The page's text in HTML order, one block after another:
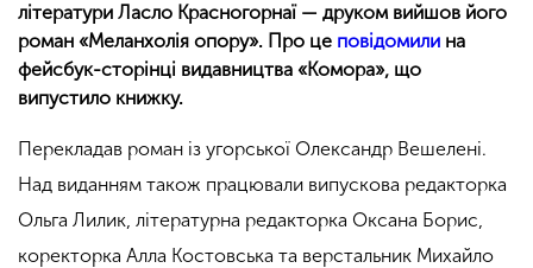
літератури Ласло Красногорнаї — друком вийшов його
роман «Меланхолія опору». Про це повідомили на
фейсбук-сторінці видавництва «Комора», що
випустило книжку.
Перекладав роман із угорської Олександр Вешелені.
Над виданням також працювали випускова редакторка
Ольга Лилик, літературна редакторка Оксана Борис,
коректорка Алла Костовська та верстальник Михайло